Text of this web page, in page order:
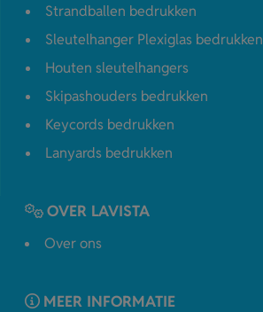
Strandballen bedrukken
Sleutelhanger Plexiglas bedrukken
Houten sleutelhangers
Skipashouders bedrukken
Keycords bedrukken
Lanyards bedrukken
OVER LAVISTA
Over ons
MEER INFORMATIE